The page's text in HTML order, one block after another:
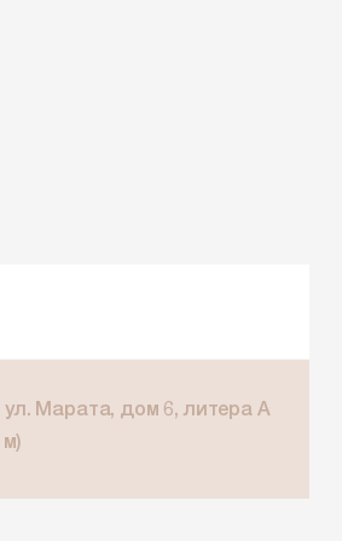
ул. Марата, дом 6, литера А